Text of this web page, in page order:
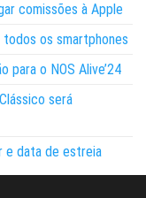
comissões à Apple
todos os smartphones
para o NOS Alive’24
será
e data de estreia